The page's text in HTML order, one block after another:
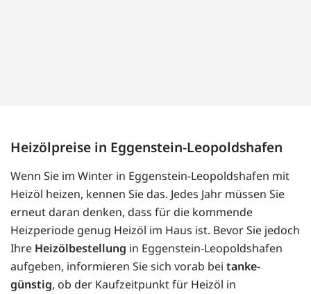
Heizölpreise in Eggenstein-Leopoldshafen
Wenn Sie im Winter in Eggenstein-Leopoldshafen mit
Heizöl heizen, kennen Sie das. Jedes Jahr müssen Sie
erneut daran denken, dass für die kommende
Heizperiode genug Heizöl im Haus ist. Bevor Sie jedoch
Ihre Heizölbestellung in Eggenstein-Leopoldshafen
aufgeben, informieren Sie sich vorab bei tanke-
günstig, ob der Kaufzeitpunkt für Heizöl in